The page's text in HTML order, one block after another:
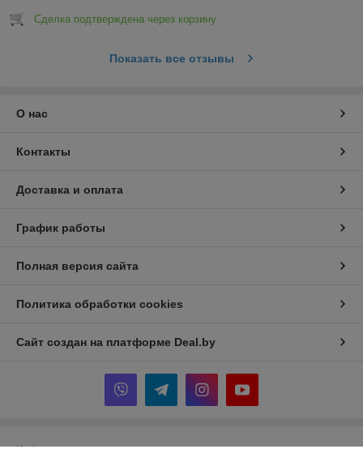
Сделка подтверждена через корзину
Показать все отзывы
О нас
Контакты
Доставка и оплата
График работы
Полная версия сайта
Политика обработки cookies
Сайт создан на платформе Deal.by
Информация для покупателя